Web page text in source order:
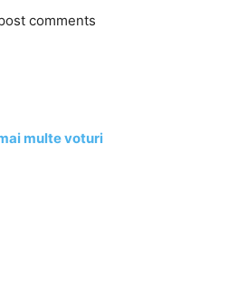
comments
multe voturi